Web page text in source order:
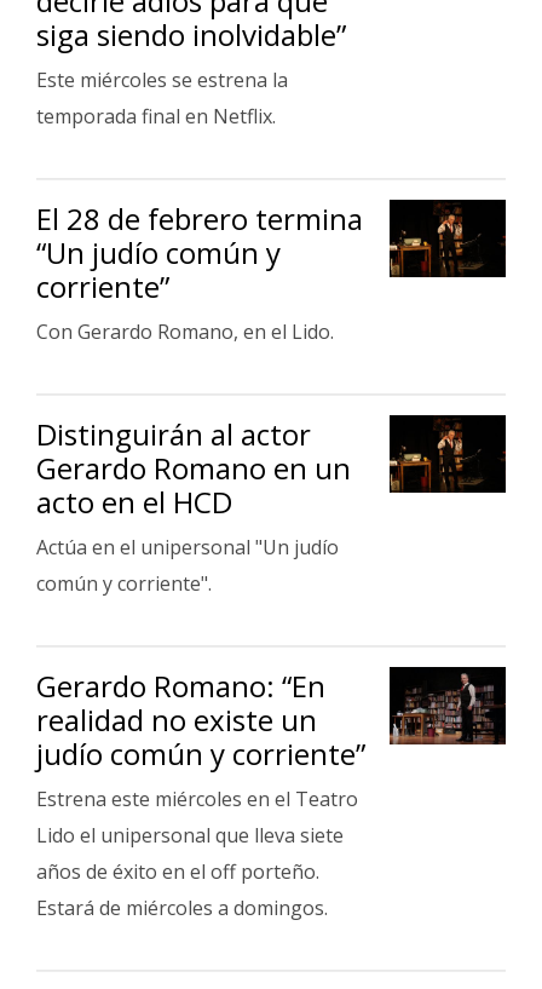
siga siendo inolvidable”
Este miércoles se estrena la
temporada final en Netflix.
El 28 de febrero termina
“Un judío común y
corriente”
Con Gerardo Romano, en el Lido.
Distinguirán al actor
Gerardo Romano en un
acto en el HCD
Actúa en el unipersonal "Un judío
común y corriente".
Gerardo Romano: “En
realidad no existe un
judío común y corriente”
Estrena este miércoles en el Teatro
Lido el unipersonal que lleva siete
años de éxito en el off porteño.
Estará de miércoles a domingos.